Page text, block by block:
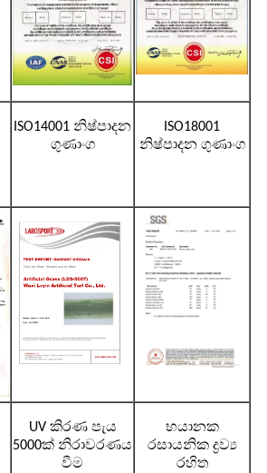
ISO14001 නිෂ්පාදන
ගුණාංග
ISO18001
නිෂ්පාදන ගුණාංග
UV කිරණ පැය
5000ක් නිරාවරණය
වීම
භයානක
රසායනික ද්‍රව්‍ය
රහිත